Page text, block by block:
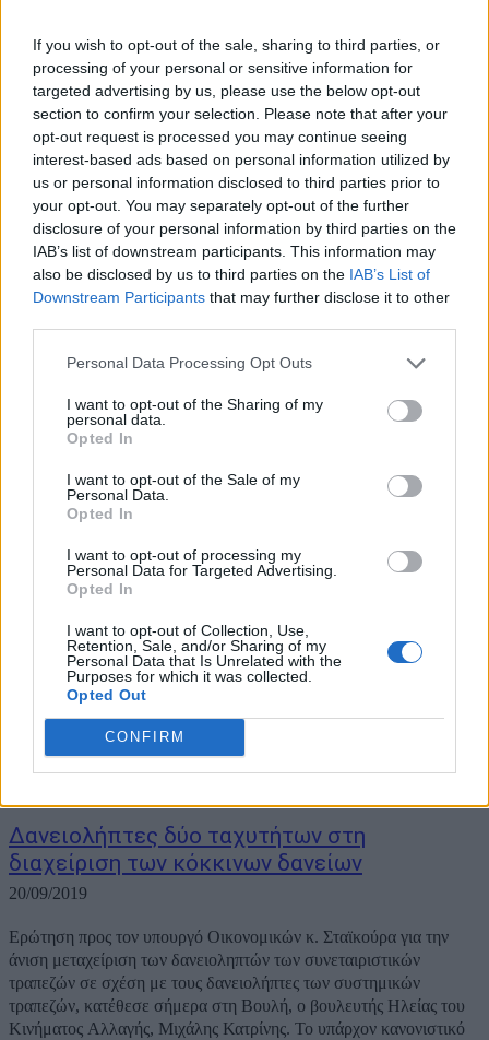
If you wish to opt-out of the sale, sharing to third parties, or
processing of your personal or sensitive information for
targeted advertising by us, please use the below opt-out
section to confirm your selection. Please note that after your
opt-out request is processed you may continue seeing
interest-based ads based on personal information utilized by
us or personal information disclosed to third parties prior to
your opt-out. You may separately opt-out of the further
disclosure of your personal information by third parties on the
IAB’s list of downstream participants. This information may
also be disclosed by us to third parties on the IAB’s List of
Downstream Participants that may further disclose it to other
Personal Data Processing Opt Outs
I want to opt-out of the Sharing of my
personal data.
Opted In
I want to opt-out of the Sale of my
Personal Data.
Opted In
I want to opt-out of processing my
Personal Data for Targeted Advertising.
Opted In
I want to opt-out of Collection, Use,
Retention, Sale, and/or Sharing of my
Personal Data that Is Unrelated with the
Purposes for which it was collected.
Opted Out
CONFIRM
Τράπεζα της Ελλάδος: Οκτώ μέτρα στήριξης
Τους βασικούς άξονες της στρατηγικής της κυβέρνησης, αναφορικά
με τη στήριξη των δανειοληπτών, που έχουν πληγεί από την
πανδημία, αναλύει η Τράπεζα της Ελλάδος (ΤτΕ) στην Ετήσια
Δευτέρα, στον πρόεδρο της...
Δανειολήπτες δύο ταχυτήτων στη
διαχείριση των κόκκινων δανείων
20/09/2019
Ερώτηση προς τον υπουργό Οικονομικών κ. Σταϊκούρα για την
άνιση μεταχείριση των δανειοληπτών των συνεταιριστικών
τραπεζών σε σχέση με τους δανειολήπτες των συστημικών
τραπεζών, κατέθεσε σήμερα στη Βουλή, ο βουλευτής Ηλείας του
Κινήματος Αλλαγής, Μιχάλης Κατρίνης. Το υπάρχον κανονιστικό